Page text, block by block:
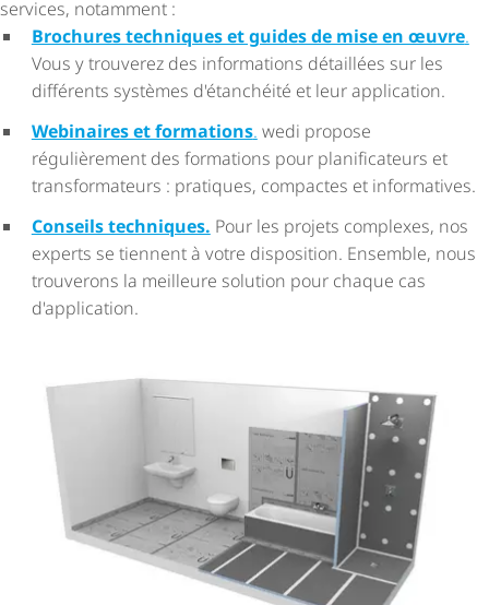
services, notamment :
Brochures techniques et guides de mise en œuvre.
Vous y trouverez des informations détaillées sur les
différents systèmes d'étanchéité et leur application.
Webinaires et formations. wedi propose
régulièrement des formations pour planificateurs et
trans­for­ma­teurs : pratiques, compactes et informatives.
Conseils techniques. Pour les projets complexes, nos
experts se tiennent à votre disposition. Ensemble, nous
trouverons la meilleure solution pour chaque cas
d'application.